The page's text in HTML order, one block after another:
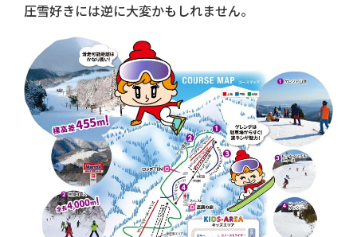
圧雪好きには逆に大変かもしれません。